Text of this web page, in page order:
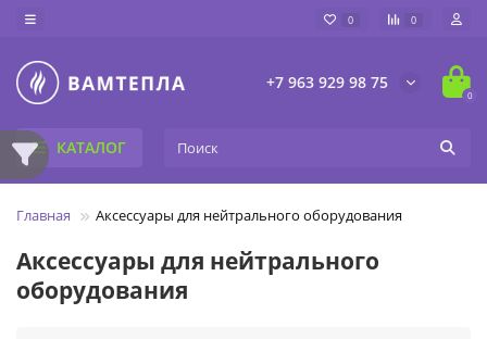
0 0
+7 963 929 98 75
0
КАТАЛОГ
Главная Аксессуары для нейтрального оборудования
Аксессуары для нейтрального
оборудования